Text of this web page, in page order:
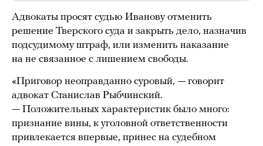
Адвокаты просят судью Иванову отменить
решение Тверского суда и закрыть дело, назначив
подсудимому штраф, или изменить наказание
на не связанное с лишением свободы.
«Приговор неоправданно суровый, — говорит
адвокат Станислав Рыбчинский.
— Положительных характеристик было много:
признание вины, к уголовной ответственности
привлекается впервые, принес на судебном